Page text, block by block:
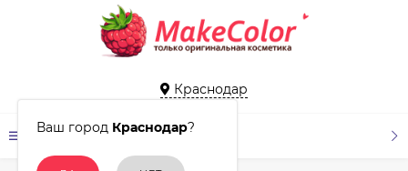
Краснодар
Ваш город Краснодар?
КАТАЛОГ ТОВАРОВ